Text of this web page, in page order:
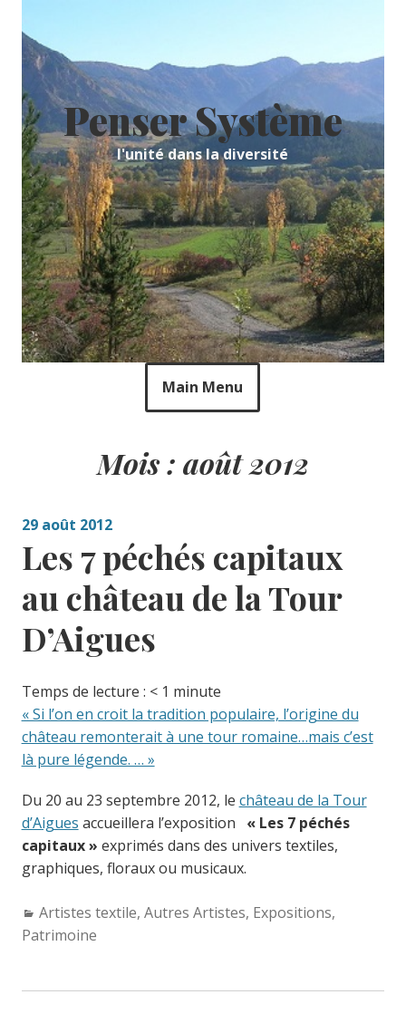
content
Penser Système
l'unité dans la diversité
Main Menu
Mois : août 2012
29 août 2012
Les 7 péchés capitaux
au château de la Tour
D’Aigues
Temps de lecture : < 1 minute
« Si l’on en croit la tradition populaire, l’origine du
château remonterait à une tour romaine…mais c’est
là pure légende. … »
Du 20 au 23 septembre 2012, le château de la Tour
d’Aigues accueillera l’exposition
« Les 7 péchés
capitaux » exprimés dans des univers textiles,
graphiques, floraux ou musicaux.
Categories:
Artistes textile, Autres Artistes, Expositions,
Patrimoine